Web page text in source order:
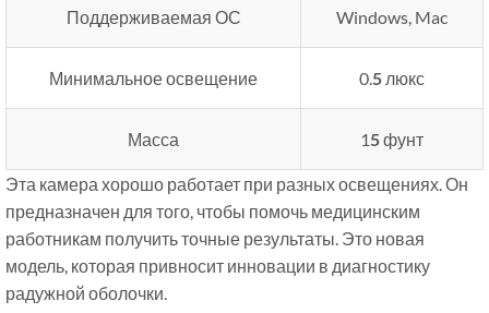
Поддерживаемая ОС Windows, Mac
Минимальное освещение 0. 5 люкс
Масса 15фунт
Эта камера хорошо работает при разных освещениях. Он
предназначен для того, чтобы помочь медицинским
работникам получить точные результаты. Это новая
модель, которая привносит инновации в диагностику
радужной оболочки.